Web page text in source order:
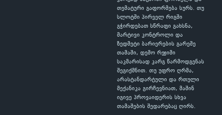
თემატური გაფორმება სურს. თუ
სლოტში პირველ რიგში
გჭირდებათ სწრაფი გახსნა,
მარტივი კონტროლი და
ზედმეტი ბარიერების გარეშე
თამაში, დემო რეჟიმი
საკმარისად კარგ წარმოდგენას
შეგიქმნით. თუ უფრო ღრმა,
არასტანდარტული და რთული
მექანიკა გირჩევნიათ, მაშინ
იგივე პროვაიდერის სხვა
თამაშების შედარებაც ღირს.